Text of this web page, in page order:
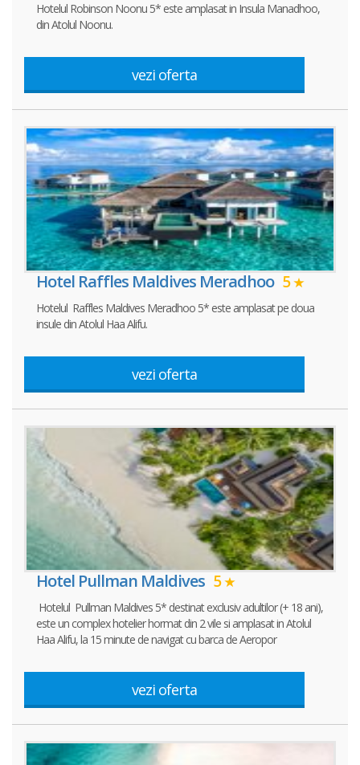
Hotelul Robinson Noonu 5* este amplasat in Insula Manadhoo,
din Atolul Noonu.
vezi oferta
Hotel Raffles Maldives Meradhoo 5
Hotelul Raffles Maldives Meradhoo 5* este amplasat pe doua
insule din Atolul Haa Alifu.
vezi oferta
Hotel Pullman Maldives 5
Hotelul Pullman Maldives 5* destinat exclusiv adultilor (+ 18 ani),
este un complex hotelier hormat din 2 vile si amplasat in Atolul
Haa Alifu, la 15 minute de navigat cu barca de Aeropor
vezi oferta